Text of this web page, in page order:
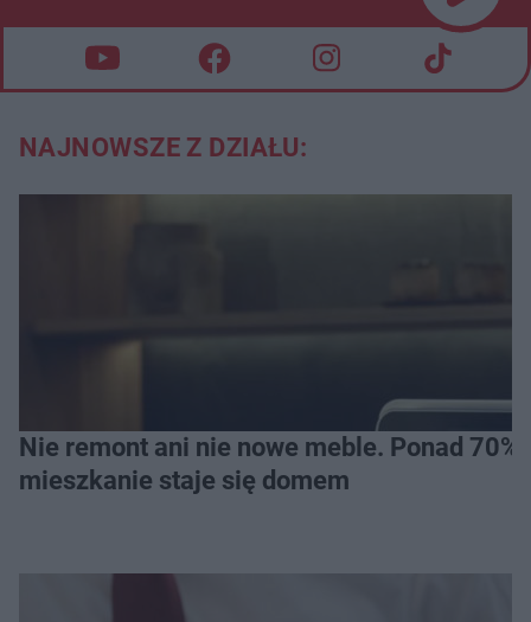
NAJNOWSZE Z DZIAŁU:
Nie remont ani nie nowe meble. Ponad
mieszkanie staje się domem